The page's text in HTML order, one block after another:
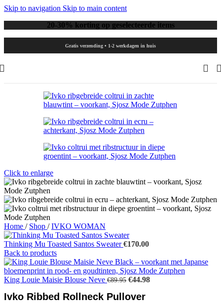
Skip to navigation Skip to main content
20-30% korting op geselecteerde items
Gratis verzending • 1-2 werkdagen in huis
Click to enlarge
Home / Shop / IVKO WOMAN
Thinking Mu Toasted Santos Sweater€170.00
Back to products
King Louie Maisie Blouse Neve €89.95 Oorspronkelijke
was:
€44.98Huidige
Ivko Ribbed Rollneck Pullover